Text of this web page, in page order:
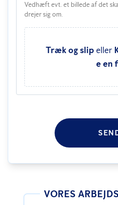
Vedhæft evt. et billede af det
drejer sig om.
Træk og slip eller
e en
VORES